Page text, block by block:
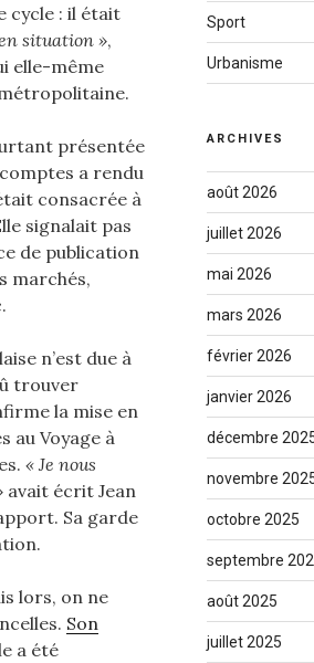
cycle : il était
situation »,
elle-même
présentée
a rendu
consacrée à
signalait pas
de publication
marchés,
n’est due à
trouver
la mise en
au Voyage à
« Je nous
avait écrit Jean
Sa garde
lors, on ne
Son
a été
Sport
Urbanisme
ARCHIVES
août 2026
juillet 2026
mai 2026
mars 2026
février 2026
janvier 2026
décembre
novembre
octobre 2025
septembre
août 2025
juillet 2025